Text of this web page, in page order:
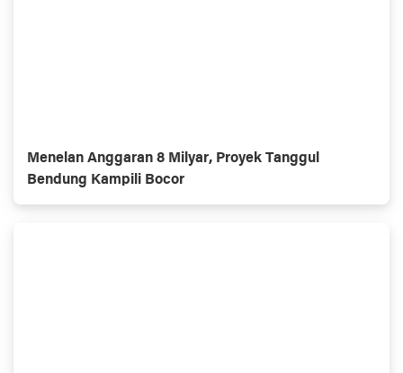
Menelan Anggaran 8 Milyar, Proyek Tanggul
Bendung Kampili Bocor